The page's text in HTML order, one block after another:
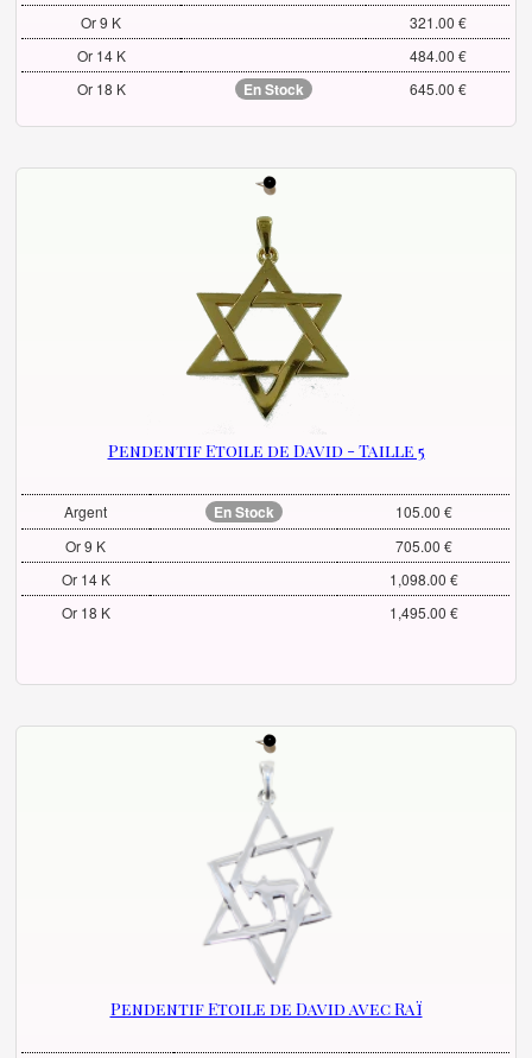
Or 9 K
321.00 €
Or 14 K
484.00 €
Or 18 K
En Stock 645.00 €
Pendentif Etoile de David - Taille 5
Argent En Stock
105.00 €
Or 9 K
705.00 €
Or 14 K
1,098.00 €
Or 18 K
1,495.00 €
Pendentif Etoile de David avec Raï